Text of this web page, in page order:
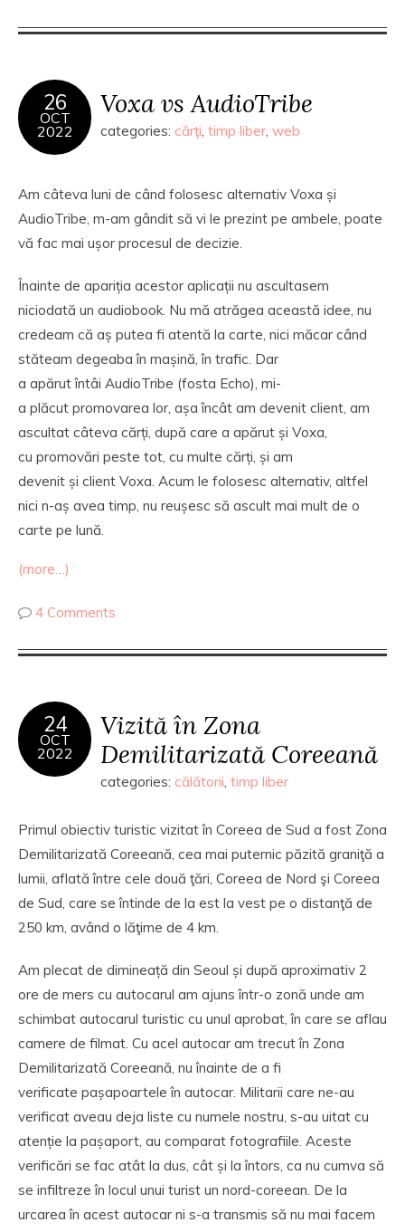
26
OCT
2022
Voxa vs AudioTribe
categories: cărţi timp liber web
Am câteva luni de când folosesc alternativ Voxa și
AudioTribe, m-am gândit să vi le prezint pe ambele, poate
vă fac mai ușor procesul de decizie.
Înainte de apariția acestor aplicații nu ascultasem
niciodată un audiobook. Nu mă atrăgea această idee, nu
credeam că aș putea fi atentă la carte, nici măcar când
stăteam degeaba în mașină, în trafic. Dar
a apărut întâi AudioTribe (fosta Echo), mi-
a plăcut promovarea lor, așa încât am devenit client, am
ascultat câteva cărți, după care a apărut și Voxa,
cu promovări peste tot, cu multe cărți, și am
devenit și client Voxa. Acum le folosesc alternativ, altfel
nici n-aș avea timp, nu reușesc să ascult mai mult de o
carte pe lună.
(more…)
4 Comments
24
OCT
2022
Vizită în Zona
Demilitarizată Coreeană
categories: călătorii timp liber
Primul obiectiv turistic vizitat în Coreea de Sud a fost Zona
Demilitarizată Coreeană, cea mai puternic păzită graniţă a
lumii, aflată între cele două ţări, Coreea de Nord şi Coreea
de Sud, care se întinde de la est la vest pe o distanţă de
250 km, având o lăţime de 4 km.
Am plecat de dimineață din Seoul și după aproximativ 2
ore de mers cu autocarul am ajuns într-o zonă unde am
schimbat autocarul turistic cu unul aprobat, în care se aflau
camere de filmat. Cu acel autocar am trecut în Zona
Demilitarizată Coreeană, nu înainte de a fi
verificate pașapoartele în autocar. Militarii care ne-au
verificat aveau deja liste cu numele nostru, s-au uitat cu
atenție la pașaport, au comparat fotografiile. Aceste
verificări se fac atât la dus, cât și la întors, ca nu cumva să
se infiltreze în locul unui turist un nord-coreean. De la
urcarea în acest autocar ni s-a transmis să nu mai facem